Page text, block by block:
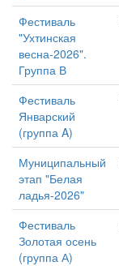
Фестиваль
"Ухтинская
весна-2026".
Группа В
Фестиваль
Январский
(группа A)
Муниципальный
этап "Белая
ладья-2026"
Фестиваль
Золотая осень
(группа А)